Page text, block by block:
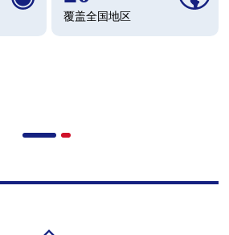
覆盖全国地区